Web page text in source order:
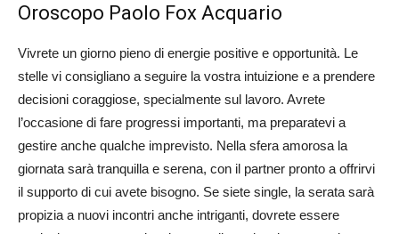
Oroscopo Paolo Fox Acquario
Vivrete un giorno pieno di energie positive e opportunità. Le
stelle vi consigliano a seguire la vostra intuizione e a prendere
decisioni coraggiose, specialmente sul lavoro. Avrete
l’occasione di fare progressi importanti, ma preparatevi a
gestire anche qualche imprevisto. Nella sfera amorosa la
giornata sarà tranquilla e serena, con il partner pronto a offrirvi
il supporto di cui avete bisogno. Se siete single, la serata sarà
propizia a nuovi incontri anche intriganti, dovrete essere